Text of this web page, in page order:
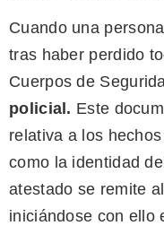
Cuando una
tras haber perdido
Cuerpos de
policial. Este
relativa a los
como la identidad
atestado se remite
iniciándose con ello